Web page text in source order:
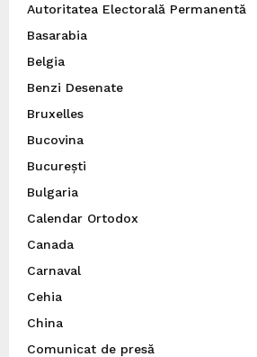
Autoritatea Electorală Permanentă
Basarabia
Belgia
Benzi Desenate
Bruxelles
Bucovina
București
Bulgaria
Calendar Ortodox
Canada
Carnaval
Cehia
China
Comunicat de presă